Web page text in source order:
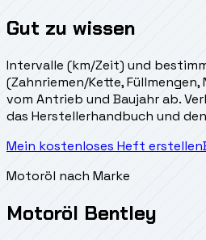
Gut zu wissen
Intervalle (km/Zeit) und
(Zahnriemen/Kette,
vom Antrieb und Baujahr ab.
das Herstellerhandbuch und
Mein kostenloses Heft erstellen
Motoröl nach Marke
Motoröl Bentley